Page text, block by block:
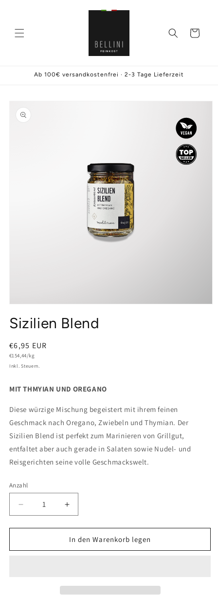
Warenkorb
Ab 100€ versandkostenfrei · 2-3 Tage Lieferzeit
in
Modal
Sizilien Blend
Normaler
Preis
€6,95 EUR
Grundpreis
€154,44/kg
Inkl. Steuern.
MIT THMYIAN UND OREGANO
Diese würzige Mischung begeistert mit ihrem feinen
Geschmack nach Oregano, Zwiebeln und Thymian. Der
Sizilien Blend ist perfekt zum Marinieren von Grillgut,
entfaltet aber auch gerade in Salaten sowie Nudel- und
Reisgerichten seine volle Geschmackswelt.
Anzahl
Anzahl
Verringere
die
Menge
Sizilien
Erhöhe
die
Menge
für
Sizilien
In den Warenkorb legen